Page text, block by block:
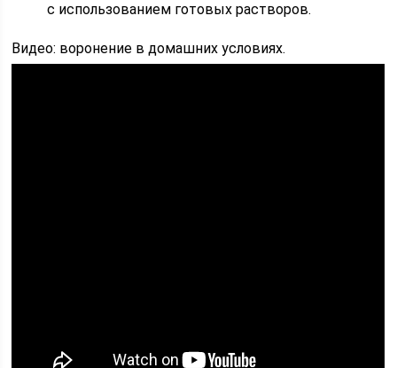
с использованием готовых растворов.
Видео: воронение в домашних условиях.